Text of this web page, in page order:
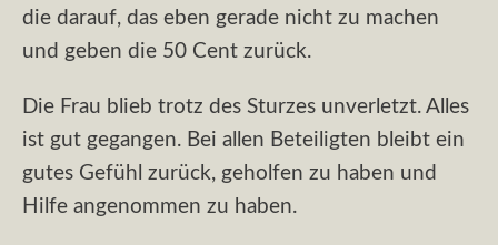
die darauf, das eben gerade nicht zu machen
und geben die 50 Cent zurück.
Die Frau blieb trotz des Sturzes unverletzt. Alles
ist gut gegangen. Bei allen Beteiligten bleibt ein
gutes Gefühl zurück, geholfen zu haben und
Hilfe angenommen zu haben.